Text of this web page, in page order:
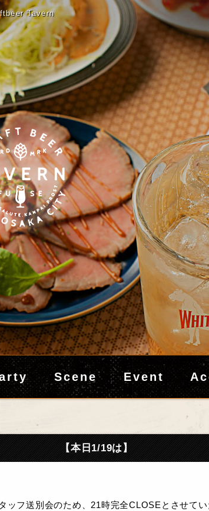
Tavern
Scene Event
【本日1/19は】
ッフ送別会のため、21時完全CLOSEとさせて